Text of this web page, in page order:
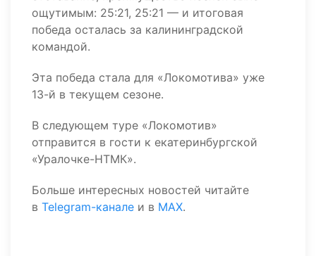
ощутимым: 25:21, 25:21 — и итоговая
победа осталась за калининградской
командой.
Эта победа стала для «Локомотива» уже
13-й в текущем сезоне.
В следующем туре «Локомотив»
отправится в гости к екатеринбургской
«Уралочке-НТМК».
Больше интересных новостей читайте
в Telegram-канале и в MAX.